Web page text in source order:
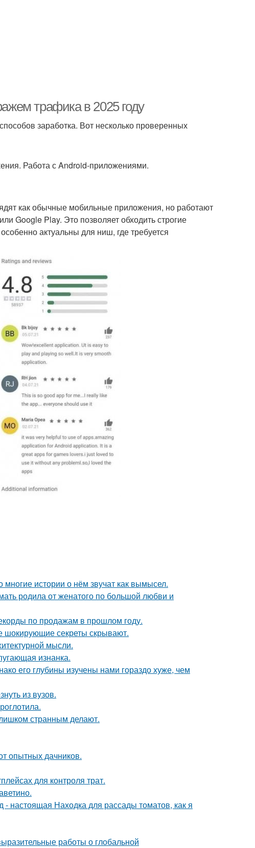
трафика в 2025 году
заработка. Вот несколько проверенных
Работа с Android-приложениями.
как обычные мобильные приложения, но работают
Google Play. Это позволяет обходить строгие
актуальны для ниш, где требуется
истории о нём звучат как вымысел.
родила от женатого по большой любви и
по продажам в прошлом году.
шокирующие секреты скрывают.
мысли.
изнанка.
его глубины изучены нами гораздо хуже, чем
из вузов.
странным делают.
опытных дачников.
для контроля трат.
настоящая Находка для рассады томатов, как я
работы о глобальной